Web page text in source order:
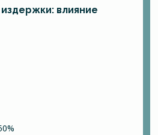
влияние